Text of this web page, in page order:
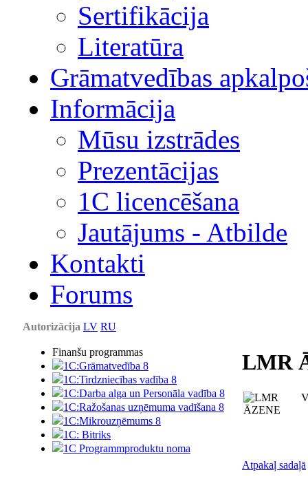
Sertifikācija
Literatūra
Grāmatvedības
Informācija
Mūsu izstrādes
Prezentācijas
1С licencēšana
Jautājums - Atbilde
Kontakti
Forums
Autorizācija LV RU
Finanšu programmas
1C:Grāmatvedība 8
1C:Tirdzniecības vadība 8
1C:Darba alga un Personāla vadība 8
1C:Ražošanas uzņēmuma vadīšana 8
1С:Мikrouzņēmums 8
1C: Bitriks
1C Programmproduktu noma
LMR
Atpakaļ sadaļā